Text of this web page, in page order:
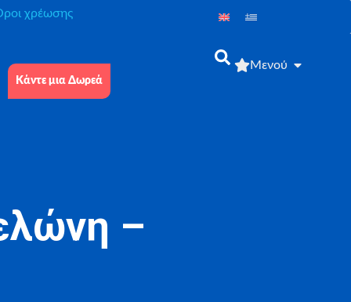
χρέωσης
Κάντε μια Δωρεά
Μενού
–